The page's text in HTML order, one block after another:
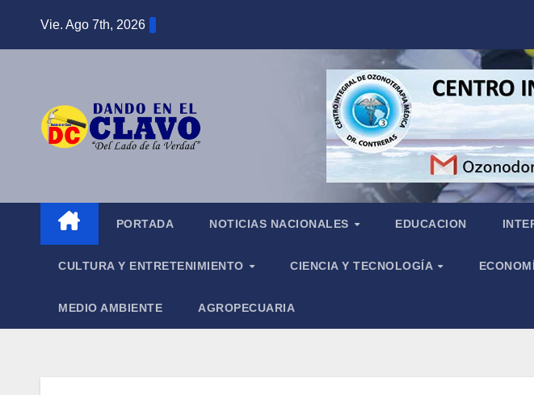
Vie. Ago 7th, 2026
PORTADA NOTICIAS NACIONALES EDUCACION
CULTURA Y ENTRETENIMIENTO CIENCIA Y TECNOLOGÍA
MEDIO AMBIENTE AGROPECUARIA